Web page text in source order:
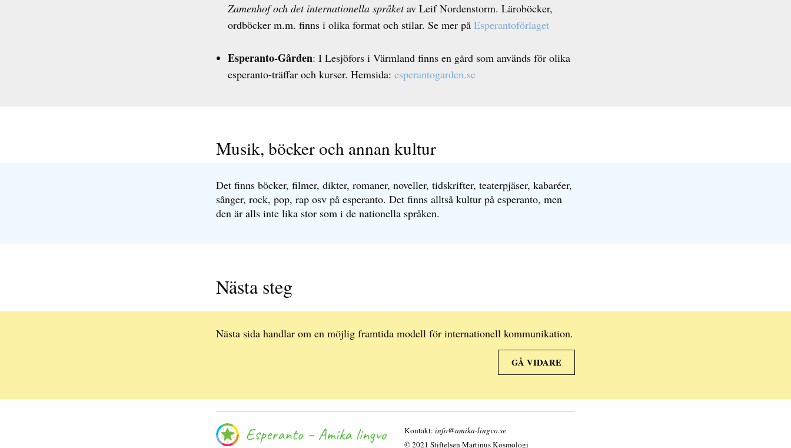
Zamenhof och det internationella språketav Leif Nordenstorm. Läroböcker,
ordböcker m.m. finns i olika format och stilar. Se mer på Esperantoförlaget
Esperanto-Gården: I Lesjöfors i Värmland finns en gård som används för olika
esperanto-träffar och kurser. Hemsida: esperantogarden.se
Musik, böcker och annan kultur
Det finns böcker, filmer, dikter, romaner, noveller, tidskrifter, teaterpjäser, kabaréer,
sånger, rock, pop, rap osv på esperanto. Det finns alltså kultur på esperanto, men
den är alls inte lika stor som i de nationella språken.
Nästa steg
Nästa sida handlar om en möjlig framtida modell för internationell kommunikation.
GÅ VIDARE
Kontakt: info@amika-lingvo.se
© 2021 Stiftelsen Martinus Kosmologi